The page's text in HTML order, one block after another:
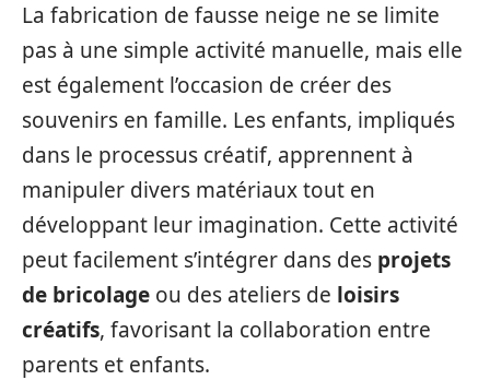
La fabrication de fausse neige ne se limite
pas à une simple activité manuelle, mais elle
est également l’occasion de créer des
souvenirs en famille. Les enfants, impliqués
dans le processus créatif, apprennent à
manipuler divers matériaux tout en
développant leur imagination. Cette activité
peut facilement s’intégrer dans des projets
de bricolage ou des ateliers de loisirs
créatifs, favorisant la collaboration entre
parents et enfants.